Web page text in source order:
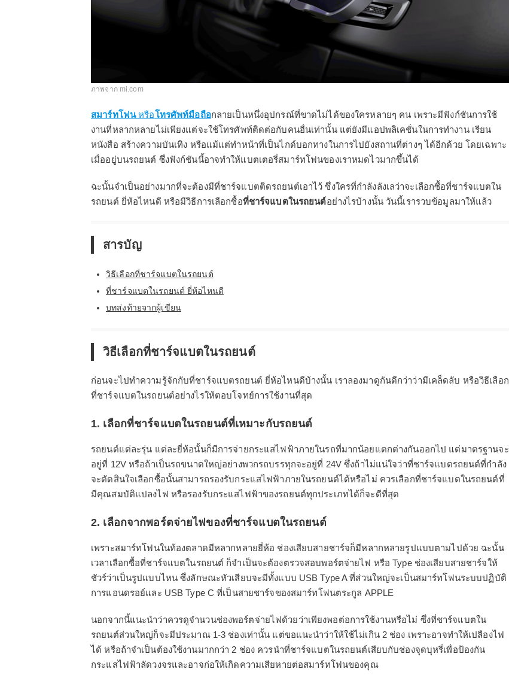
ภาพจาก mi.com
สมาร์ทโฟนหรือโทรศัพท์มือถือกลายเป็นหนึ่งอุปกรณ์ที่ขาดไม่ได้ของใครหลายๆ คน เพราะมีฟังก์ชันการใช้
งานที่หลากหลายไม่เพียงแต่จะใช้โทรศัพท์ติดต่อกับคนอื่นเท่านั้น แต่ยังมีแอปพลิเคชั่นในการทำงาน เรียน
หนังสือ สร้างความบันเทิง หรือแม้แต่ทำหน้าที่เป็นไกด์บอกทางในการไปยังสถานที่ต่างๆ ได้อีกด้วย โดยเฉพาะ
เมื่ออยู่บนรถยนต์ ซึ่งฟังก์ชันนี้อาจทำให้แบตเตอรี่สมาร์ทโฟนของเราหมดไวมากขึ้นได้
ฉะนั้นจำเป็นอย่างมากที่จะต้องมีที่ชาร์จแบตติดรถยนต์เอาไว้ ซึ่งใครที่กำลังลังเลว่าจะเลือกซื้อที่ชาร์จแบตใน
รถยนต์ ยี่ห้อไหนดี หรือมีวิธีการเลือกซื้อที่ชาร์จแบตในรถยนต์อย่างไรบ้างนั้น วันนี้เรารวบข้อมูลมาให้แล้ว
สารบัญ
วิธีเลือกที่ชาร์จแบตในรถยนต์
ที่ชาร์จแบตในรถยนต์ ยี่ห้อไหนดี
บทส่งท้ายจากผู้เขียน
วิธีเลือกที่ชาร์จแบตในรถยนต์
ก่อนจะไปทำความรู้จักกับที่ชาร์จแบตรถยนต์ ยี่ห้อไหนดีบ้างนั้น เราลองมาดูกันดีกว่าว่ามีเคล็ดลับ หรือวิธีเลือก
ที่ชาร์จแบตในรถยนต์อย่างไรให้ตอบโจทย์การใช้งานที่สุด
1. เลือกที่ชาร์จแบตในรถยนต์ที่เหมาะกับรถยนต์
รถยนต์แต่ละรุ่น แต่ละยี่ห้อนั้นก็มีการจ่ายกระแสไฟฟ้าภายในรถที่มากน้อยแตกต่างกันออกไป แต่มาตรฐานจะ
อยู่ที่ 12V หรือถ้าเป็นรถขนาดใหญ่อย่างพวกรถบรรทุกจะอยู่ที่ 24V ซึ่งถ้าไม่แน่ใจว่าที่ชาร์จแบตรถยนต์ที่กำลัง
จะตัดสินใจเลือกซื้อนั้นสามารถรองรับกระแสไฟฟ้าภายในรถยนต์ได้หรือไม่ ควรเลือกที่ชาร์จแบตในรถยนต์ที่
มีคุณสมบัติแปลงไฟ หรือรองรับกระแสไฟฟ้าของรถยนต์ทุกประเภทได้ก็จะดีที่สุด
2. เลือกจากพอร์ตจ่ายไฟของที่ชาร์จแบตในรถยนต์
เพราะสมาร์ทโฟนในท้องตลาดมีหลากหลายยี่ห้อ ช่องเสียบสายชาร์จก็มีหลากหลายรูปแบบตามไปด้วย ฉะนั้น
เวลาเลือกซื้อที่ชาร์จแบตในรถยนต์ ก็จำเป็นจะต้องตรวจสอบพอร์ตจ่ายไฟ หรือ Type ช่องเสียบสายชาร์จให้
ชัวร์ว่าเป็นรูปแบบไหน ซึ่งลักษณะหัวเสียบจะมีทั้งแบบ USB Type A ที่ส่วนใหญ่จะเป็นสมาร์ทโฟนระบบปฏิบัติ
การแอนดรอย์และ USB Type C ที่เป็นสายชาร์จของสมาร์ทโฟนตระกูล APPLE
นอกจากนี้แนะนำว่าควรดูจำนวนช่องพอร์ตจ่ายไฟด้วยว่าเพียงพอต่อการใช้งานหรือไม่ ซึ่งที่ชาร์จแบตใน
รถยนต์ส่วนใหญ่ก็จะมีประมาณ 1-3 ช่องเท่านั้น แต่ขอแนะนำว่าให้ใช้ไม่เกิน 2 ช่อง เพราะอาจทำให้เปลืองไฟ
ได้ หรือถ้าจำเป็นต้องใช้งานมากกว่า 2 ช่อง ควรนำที่ชาร์จแบตในรถยนต์เสียบกับช่องจุดบุหรี่เพื่อป้องกัน
กระแสไฟฟ้าลัดวงจรและอาจก่อให้เกิดความเสียหายต่อสมาร์ทโฟนของคุณ